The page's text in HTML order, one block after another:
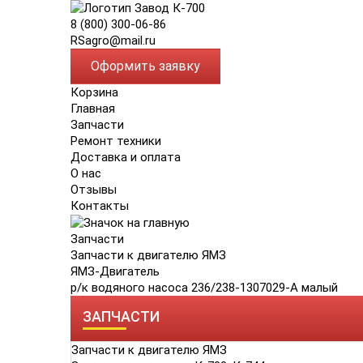
8 (800) 300-06-86
RSagro@mail.ru
Оформить заявку
Корзина
Главная
Запчасти
Ремонт техники
Доставка и оплата
О нас
Отзывы
Контакты
Запчасти
Запчасти к двигателю ЯМЗ
ЯМЗ-Двигатель
р/к водяного насоса 236/238-1307029-А малый
ЗАПЧАСТИ
Запчасти к двигателю ЯМЗ